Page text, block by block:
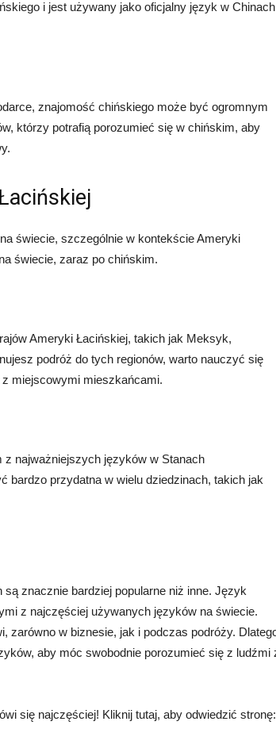
i jest używany jako oficjalny język w
znajomość chińskiego może być ogromnym
którzy potrafią porozumieć się w chińskim, aby
świecie, szczególnie w kontekście Ameryki
świecie, zaraz po chińskim.
Ameryki Łacińskiej, takich jak Meksyk,
podróż do tych regionów, warto nauczyć się
miejscowymi mieszkańcami.
najważniejszych języków w Stanach
bardzo przydatna w wielu dziedzinach, takich jak
znacznie bardziej popularne niż inne. Język
z najczęściej używanych języków na świecie.
zarówno w biznesie, jak i podczas podróży.
aby móc swobodnie porozumieć się z ludźmi
się najczęściej! Kliknij tutaj, aby odwiedzić stronę: